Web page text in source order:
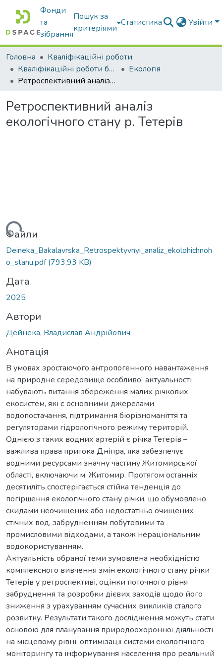
Фонди
та
зібрання
Пошук за
критеріями
Статистика Увійти
Головна
Кваліфікаційні роботи
Кваліфікаційні роботи бакалаврів
Екологія
Ретроспективний аналіз екологічного стану р. Тетерів
Ретроспективний аналіз
екологічного стану р. Тетерів
Файли
Deineka_Bakalavrska_Retrospektyvnyi_analiz_ekolohichnoh
o_stanu.pdf(793,93 KB)
Дата
2025
Автори
Дейнека, Владислав Андрійович
Анотація
В умовах зростаючого антропогенного навантаження
на природне середовище особливої актуальності
набувають питання збереження малих річкових
екосистем, які є основними джерелами
водопостачання, підтримання біорізноманіття та
регуляторами гідрологічного режиму територій.
Однією з таких водних артерій є річка Тетерів –
важлива права притока Дніпра, яка забезпечує
водними ресурсами значну частину Житомирської
області, включаючи м. Житомир. Протягом останніх
десятиліть спостерігається стійка тенденція до
погіршення екологічного стану річки, що обумовлено
скидами неочищених або недостатньо очищених
стічних вод, забрудненням побутовими та
промисловими відходами, а також нераціональним
водокористуванням.
Актуальність обраної теми зумовлена необхідністю
комплексного вивчення змін екологічного стану річки
Тетерів у ретроспективі, оцінки поточного рівня
забруднення та розробки дієвих заходів щодо його
зниження з урахуванням сучасних викликів сталого
розвитку. Результати такого дослідження можуть стати
основою для планування природоохоронної діяльності
на місцевому рівні, оптимізації системи екологічного
моніторингу та інформування населення про реальний